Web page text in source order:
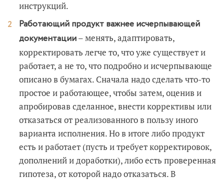
инструкций.
Работающий продукт важнее исчерпывающей
документации– менять, адаптировать,
корректировать легче то, что уже существует и
работает, а не то, что подробно и исчерпывающе
описано в бумагах. Сначала надо сделать что-то
простое и работающее, чтобы затем, оценив и
апробировав сделанное, внести коррективы или
отказаться от реализованного в пользу иного
варианта исполнения. Но в итоге либо продукт
есть и работает (пусть и требует корректировок,
дополнений и доработки), либо есть проверенная
гипотеза, от которой надо отказаться. В